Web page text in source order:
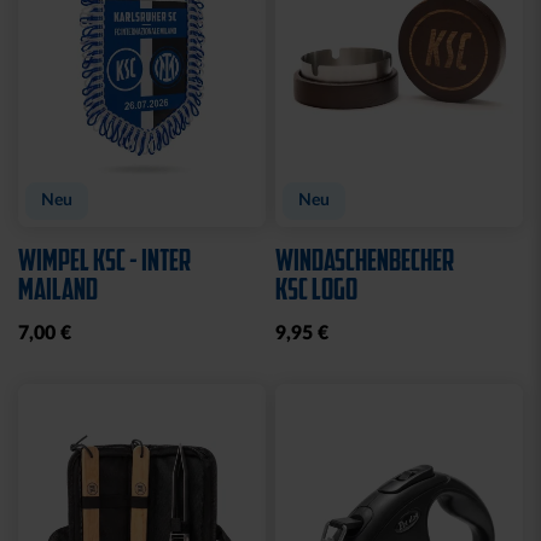
Neu
WIMPEL KSC - INTER
MAILAND
7,00 €
Neu
WINDASCHENBECHER
KSC LOGO
9,95 €